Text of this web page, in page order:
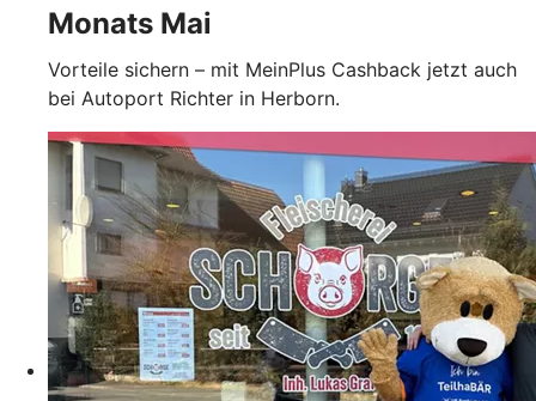
Monats Mai
Vorteile sichern – mit MeinPlus Cashback jetzt auch
bei Autoport Richter in Herborn.